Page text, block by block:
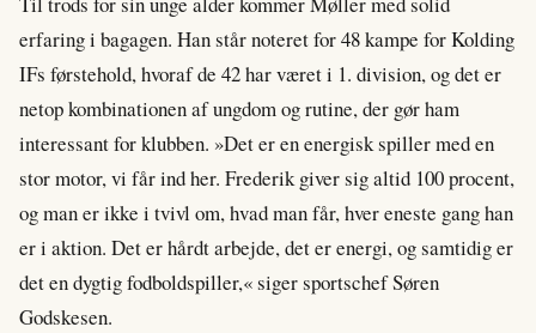
erfaring i bagagen. Han står noteret for 48 kampe for Kolding
IFs førstehold, hvoraf de 42 har været i 1. division, og det er
netop kombinationen af ungdom og rutine, der gør ham
interessant for klubben. »Det er en energisk spiller med en
stor motor, vi får ind her. Frederik giver sig altid 100 procent,
og man er ikke i tvivl om, hvad man får, hver eneste gang han
er i aktion. Det er hårdt arbejde, det er energi, og samtidig er
det en dygtig fodboldspiller,« siger sportschef Søren
Godskesen.